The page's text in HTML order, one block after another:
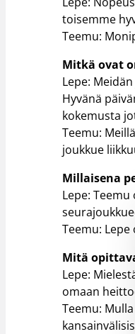
toisemme
Teemu:
Mitkä ovat
Lepe:
Hyvänä
kokemusta
Teemu:
joukkue
Millaisena
Lepe:
Teemu: Lepe
Mitä
Lepe:
omaan
Teemu: